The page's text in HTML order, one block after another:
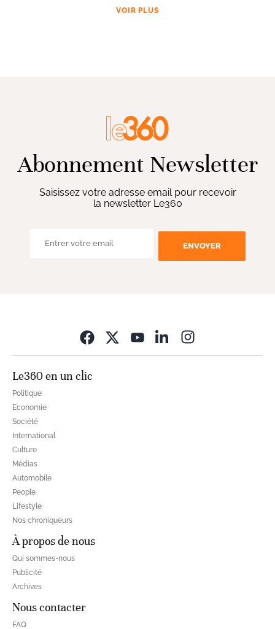
VOIR PLUS
Abonnement Newsletter
Saisissez votre adresse email pour recevoir
la newsletter Le360
ENVOYER
Le360 en un clic
Politique
Economie
Société
International
Culture
Médias
Automobile
People
Lifestyle
Nos chroniqueurs
À propos de nous
Qui sommes-nous
Publicité
Archives
Nous contacter
FAQ